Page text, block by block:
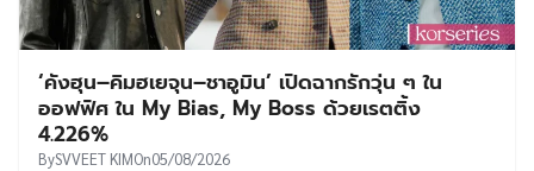
‘คังฮุน–คิมฮเยจุน–ชาอูมิน’ เปิดฉากรักวุ่น ๆ ใน
ออฟฟิศ ใน My Bias, My Boss ด้วยเรตติ้ง
4.226%
BySVVEET KIMOn05/08/2026